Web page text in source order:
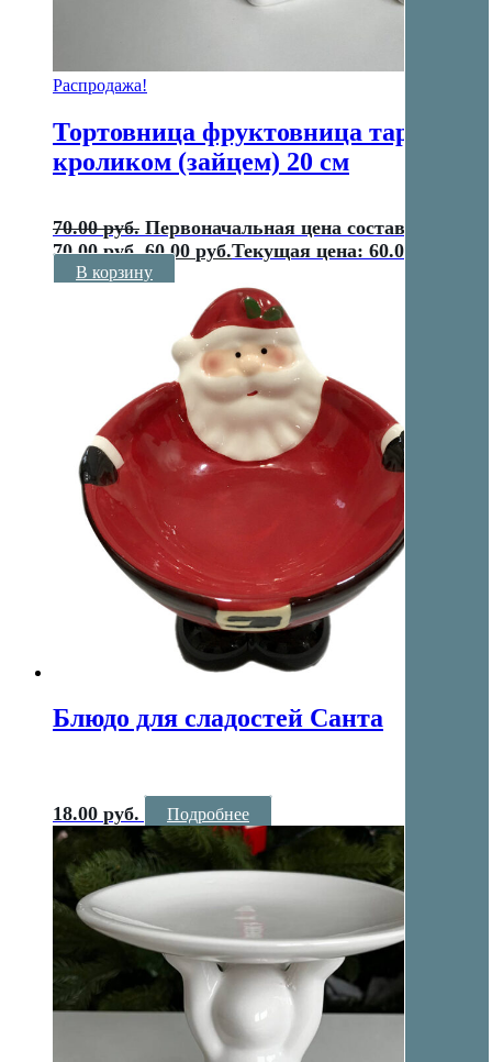
Распродажа!
Тортовница фруктовница тарелка с
кроликом (зайцем) 20 см
70.00руб. Первоначальная цена составляла
70.00 руб..60.00 руб.Текущая цена: 60.00 руб..
В корзину
Блюдо для сладостей Санта
18.00 руб. Подробнее